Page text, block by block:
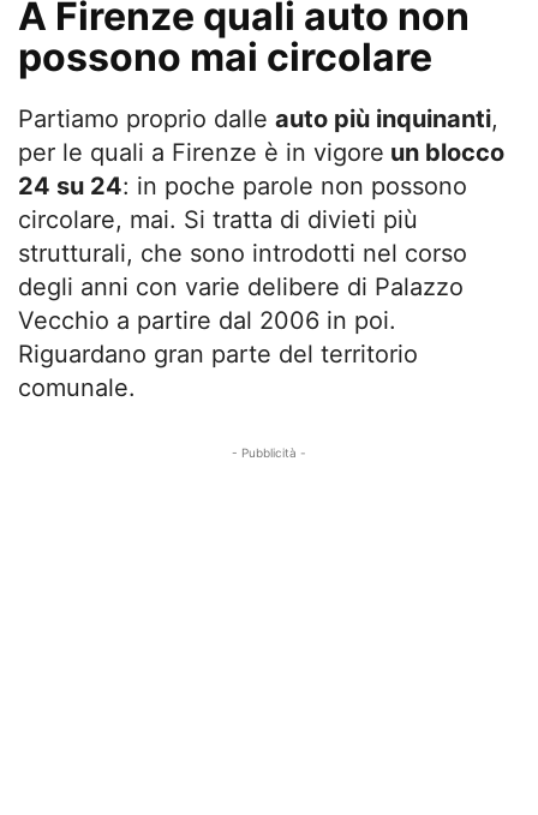
A Firenze quali auto non
possono mai circolare
Partiamo proprio dalle auto più inquinanti,
per le quali a Firenze è in vigore un blocco
24 su 24: in poche parole non possono
circolare, mai. Si tratta di divieti più
strutturali, che sono introdotti nel corso
degli anni con varie delibere di Palazzo
Vecchio a partire dal 2006 in poi.
Riguardano gran parte del territorio
comunale.
- Pubblicità -